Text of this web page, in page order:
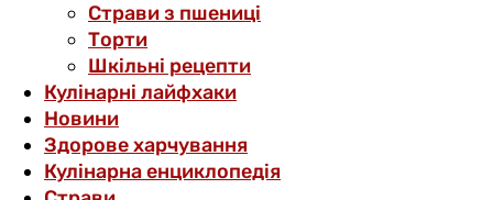
Страви з пшениці
Торти
Шкільні рецепти
Кулінарні лайфхаки
Новини
Здорове харчування
Кулінарна енциклопедія